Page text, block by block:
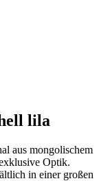
lila
aus mongolischem
Optik.
in einer großen